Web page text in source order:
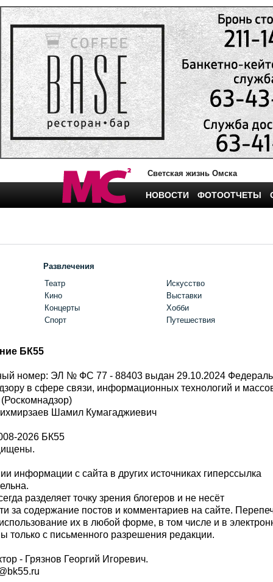
Светская жизнь Омска
НОВОСТИ ФОТООТЧЕТЫ
Развлечения
Театр
Кино
Концерты
Спорт
Искусство
Выставки
Хобби
Путешествия
БК55
номер: ЭЛ № ФС 77 - 88403 выдан 29.10.2024
в сфере связи, информационных технологий и
Шамил Кумагаджиевич
2026 БК55
информации с сайта в других источниках гиперссылка
разделяет точку зрения блогеров и не несёт
за содержание постов и комментариев на сайте.
их в любой форме, в том числе и в
с письменного разрешения редакции.
- Грязнов Георгий Игоревич.